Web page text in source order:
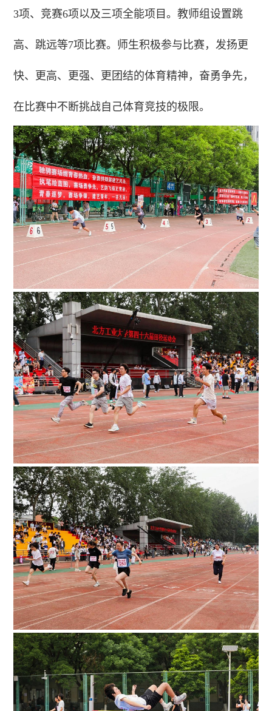
3项、竞赛6项以及三项全能项目。教师组设置跳
高、跳远等7项比赛。师生积极参与比赛，发扬更
快、更高、更强、更团结的体育精神，奋勇争先，
在比赛中不断挑战自己体育竞技的极限。